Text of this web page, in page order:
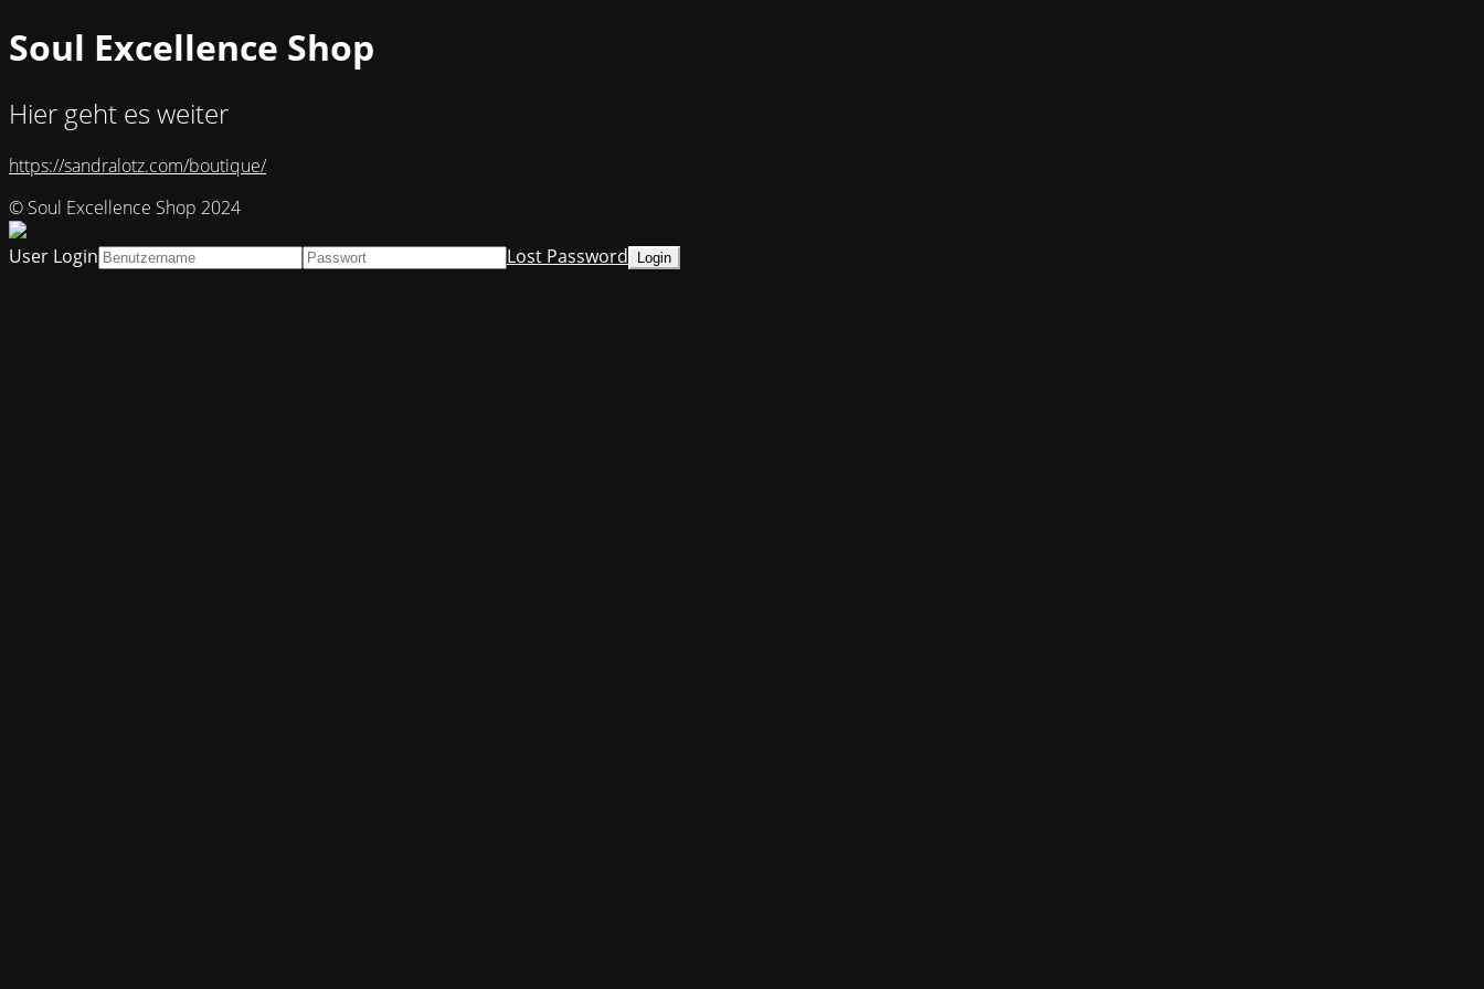
Soul Excellence Shop
Hier geht es weiter
https://sandralotz.com/boutique/
© Soul Excellence Shop 2024
User Login
Lost Password